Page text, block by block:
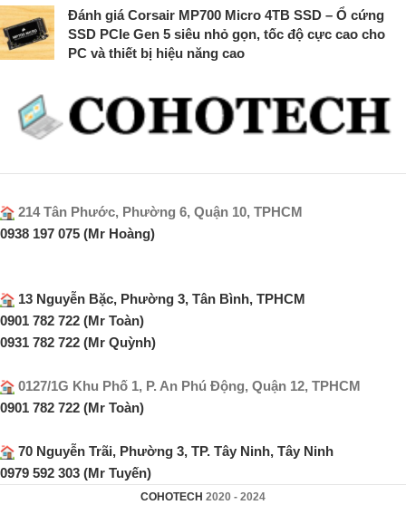
Đánh giá Corsair MP700 Micro 4TB SSD – Ổ cứng
SSD PCIe Gen 5 siêu nhỏ gọn, tốc độ cực cao cho
PC và thiết bị hiệu năng cao
214 Tân Phước, Phường 6, Quận 10, TPHCM
0938 197 075 (Mr Hoàng)
13 Nguyễn Bặc, Phường 3, Tân Bình, TPHCM
0901 782 722 (Mr Toàn)
0931 782 722 (Mr Quỳnh)
0127/1G Khu Phố 1, P. An Phú Động, Quận 12, TPHCM
0901 782 722 (Mr Toàn)
70 Nguyễn Trãi, Phường 3, TP. Tây Ninh, Tây Ninh
0979 592 303 (Mr Tuyến)
COHOTECH 2020 - 2024